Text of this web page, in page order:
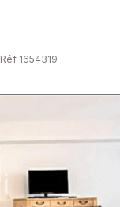
Réf 1654319